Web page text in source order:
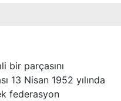
bir parçasını
13 Nisan 1952 yılında
federasyon